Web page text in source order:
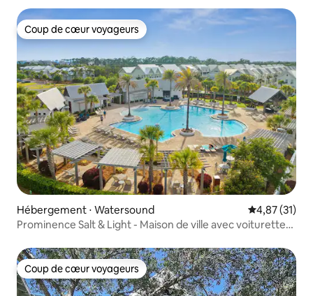
Coup de cœur voyageurs
Coup de cœur voyageurs
Hébergement ⋅ Watersound Évaluation
4,87 (31)
Prominence Salt & Light - Maison de ville avec voiturette
Coup de cœur voyageurs
Coup de cœur voyageurs